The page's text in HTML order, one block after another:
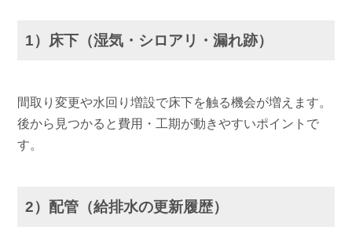
1）床下（湿気・シロアリ・漏れ跡）
間取り変更や水回り増設で床下を触る機会が増えます。
後から見つかると費用・工期が動きやすいポイントで
す。
2）配管（給排水の更新履歴）